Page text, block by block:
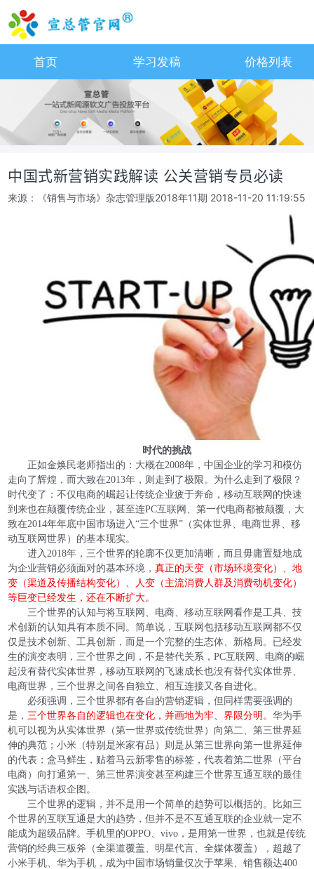
首页 学习发稿 价格列表
中国式新营销实践解读 公关营销专员必读
来源：《销售与市场》杂志管理版2018年11期 2018-11-20 11:19:55
时代的挑战
正如金焕民老师指出的：大概在2008年，中国企业的学习和模仿
走向了辉煌，而大致在2013年，则走到了极限。为什么走到了极限？
时代变了：不仅电商的崛起让传统企业疲于奔命，移动互联网的快速
到来也在颠覆传统企业，甚至连PC互联网、第一代电商都被颠覆，大
致在2014年年底中国市场进入“三个世界”（实体世界、电商世界、移
动互联网世界）的基本现实。
进入2018年，三个世界的轮廓不仅更加清晰，而且毋庸置疑地成
为企业营销必须面对的基本环境，真正的天变（市场环境变化）、地
变（渠道及传播结构变化）、人变（主流消费人群及消费动机变化）
等巨变已经发生，还在不断扩大。
三个世界的认知与将互联网、电商、移动互联网看作是工具、技
术创新的认知具有本质不同。简单说，互联网包括移动互联网都不仅
仅是技术创新、工具创新，而是一个完整的生态体、新格局。已经发
生的演变表明，三个世界之间，不是替代关系，PC互联网、电商的崛
起没有替代实体世界，移动互联网的飞速成长也没有替代实体世界、
电商世界，三个世界之间各自独立、相互连接又各自进化。
必须强调，三个世界都有各自的营销逻辑，但同样需要强调的
是， 三个世界各自的逻辑也在变化，并画地为牢、界限分明。华为手
机可以视为从实体世界（第一世界或传统世界）向第二、第三世界延
伸的典范；小米（特别是米家有品）则是从第三世界向第一世界延伸
的代表；盒马鲜生，贴着马云新零售的标签，代表着第二世界（平台
电商）向打通第一、第三世界演变甚至构建三个世界互通互联的最佳
实践与话语权企图。
三个世界的逻辑，并不是用一个简单的趋势可以概括的。比如三
个世界的互联互通是大的趋势，但并不是不互通互联的企业就一定不
能成为超级品牌。手机里的OPPO、vivo，是用第一世界，也就是传统
营销的经典三板斧（全渠道覆盖、明星代言、全媒体覆盖），超越了
小米手机、华为手机，成为中国市场销量仅次于苹果、销售额达400